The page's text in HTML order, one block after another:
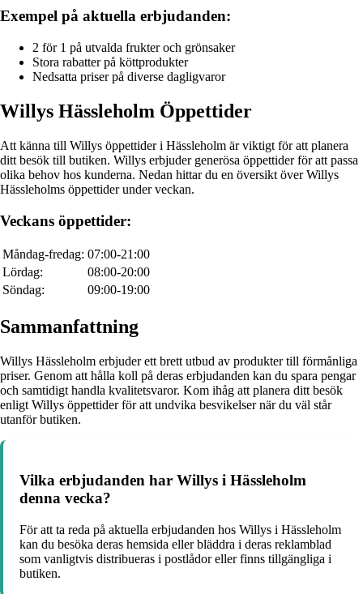
Exempel på aktuella erbjudanden:
2 för 1 på utvalda frukter och grönsaker
Stora rabatter på köttprodukter
Nedsatta priser på diverse dagligvaror
Willys Hässleholm Öppettider
Att känna till Willys öppettider i Hässleholm är viktigt för att planera
ditt besök till butiken. Willys erbjuder generösa öppettider för att passa
olika behov hos kunderna. Nedan hittar du en översikt över Willys
Hässleholms öppettider under veckan.
Veckans öppettider:
Måndag-fredag: 07:00-21:00
Lördag:
08:00-20:00
Söndag:
09:00-19:00
Sammanfattning
Willys Hässleholm erbjuder ett brett utbud av produkter till förmånliga
priser. Genom att hålla koll på deras erbjudanden kan du spara pengar
och samtidigt handla kvalitetsvaror. Kom ihåg att planera ditt besök
enligt Willys öppettider för att undvika besvikelser när du väl står
utanför butiken.
Vilka erbjudanden har Willys i Hässleholm
denna vecka?
För att ta reda på aktuella erbjudanden hos Willys i Hässleholm
kan du besöka deras hemsida eller bläddra i deras reklamblad
som vanligtvis distribueras i postlådor eller finns tillgängliga i
butiken.